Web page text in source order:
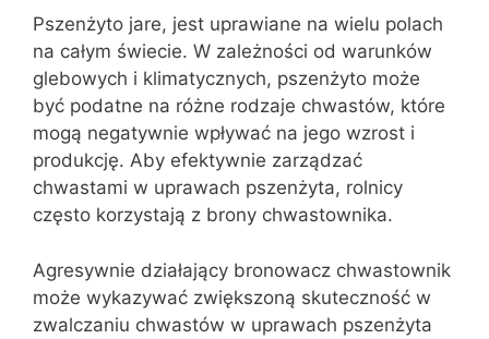
Pszenżyto jare, jest uprawiane na wielu polach
na całym świecie. W zależności od warunków
glebowych i klimatycznych, pszenżyto może
być podatne na różne rodzaje chwastów, które
mogą negatywnie wpływać na jego wzrost i
produkcję. Aby efektywnie zarządzać
chwastami w uprawach pszenżyta, rolnicy
często korzystają z brony chwastownika.
Agresywnie działający bronowacz chwastownik
może wykazywać zwiększoną skuteczność w
zwalczaniu chwastów w uprawach pszenżyta